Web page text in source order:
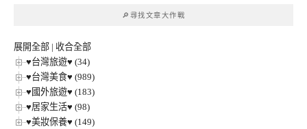
🔎尋找文章大作戰
展開全部 | 收合全部
♥台灣旅遊♥ (34)
♥台灣美食♥ (989)
♥國外旅遊♥ (183)
♥居家生活♥ (98)
♥美妝保養♥ (149)